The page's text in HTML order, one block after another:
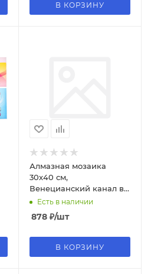
В КОРЗИНУ
Алмазная мозаика
30х40 см,
Венецианский канал в
ясную погод, AS34002
Есть в наличии
878 ₽/шт
В КОРЗИНУ